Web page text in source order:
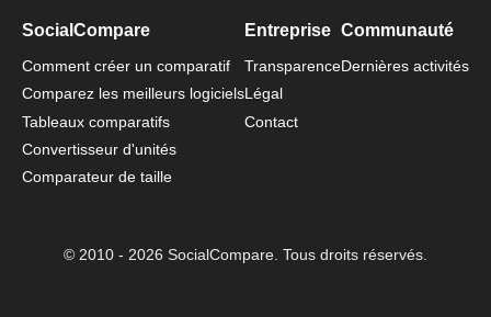
SocialCompare
Comment créer un comparatif
Comparez les meilleurs logiciels
Tableaux comparatifs
Convertisseur d'unités
Comparateur de taille
Entreprise
Transparence
Légal
Contact
Communauté
Dernières activités
© 2010 - 2026 SocialCompare. Tous droits réservés.